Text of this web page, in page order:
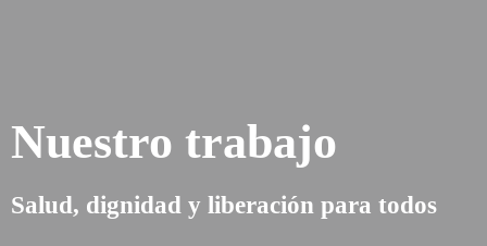
Nuestro trabajo
Salud, dignidad y liberación para todos